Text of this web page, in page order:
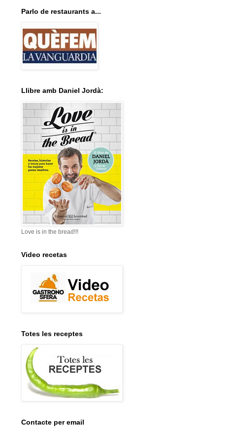
Parlo de restaurants a...
Llibre amb Daniel Jordà:
Love is in the bread!!!
Video recetas
Totes les receptes
Contacte per email